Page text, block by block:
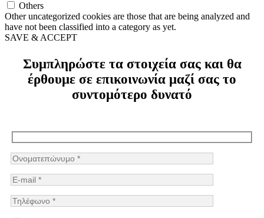
Others
Other uncategorized cookies are those that are being analyzed and
have not been classified into a category as yet.
SAVE & ACCEPT
Συμπληρώστε τα στοιχεία σας και θα
έρθουμε σε επικοινωνία μαζί σας το
συντομότερο δυνατό